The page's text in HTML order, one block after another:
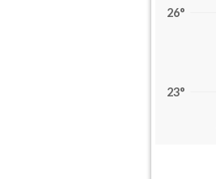
26°
23°